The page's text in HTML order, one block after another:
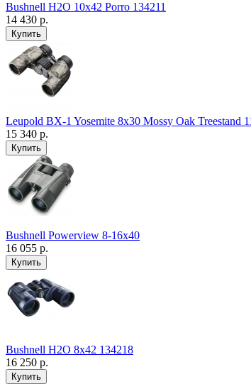
Bushnell H2O 10x42 Porro 134211
14 430 р.
Leupold BX-1 Yosemite 8x30 Mossy Oak Treestand
15 340 р.
Bushnell Powerview 8-16x40
16 055 р.
Bushnell H2O 8x42 134218
16 250 р.